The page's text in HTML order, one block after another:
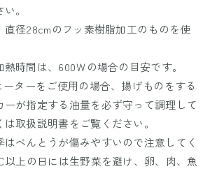
。
直径28cmのフッ素樹脂加工のものを使
熱時間は、600Ｗの場合の目安です。
ーターをご使用の場合、揚げものをする
ーが指定する油量を必ず守って調理して
取扱説明書をご覧ください。
はべんとうが傷みやすいので注意してく
上の日には生野菜を避け、卵、肉、魚